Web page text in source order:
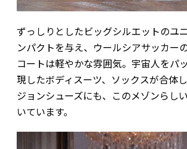
ずっしりとしたビッグシルエットのユ
ンパクトを与え、ウールシアサッカー
コートは軽やかな雰囲気。宇宙人をパ
現したボディスーツ、ソックスが合体
ジョンシューズにも、このメゾンらし
いています。